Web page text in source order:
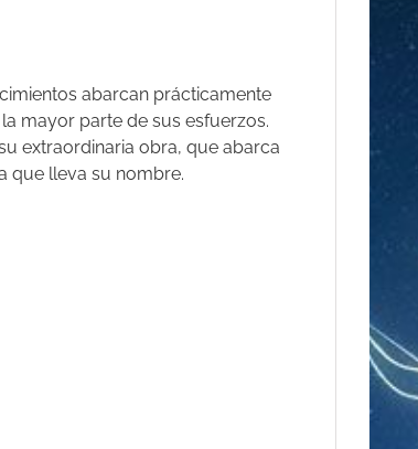
abarcan prácticamente
mayor parte de sus esfuerzos.
extraordinaria obra, que abarca
que lleva su nombre.